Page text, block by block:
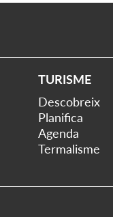
TURISME
Descobreix
Planifica
Agenda
Termalisme